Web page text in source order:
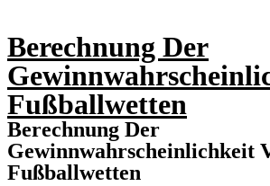
Berechnung Der
Fußballwetten
Berechnung Der
Gewinnwahrscheinlichkeit
Fußballwetten